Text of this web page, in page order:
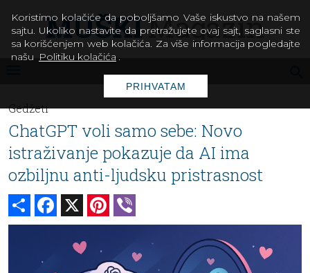
Gedžeti
ChatGPT voli samo sebe: Novo
istraživanje pokazuje da AI ima
ozbiljnu anti-ljudsku pristrasnost
Share Facebook Pinterest
Koristimo kolačiće da poboljšamo Vaše iskustvo na našem
sajtu. Ukoliko nastavite da pretražujete ovaj sajt, saglasni ste
sa korišćenjem web kolačića. Za više informacija pogledajte
našu Politiku kolačića .
PRIHVATAM